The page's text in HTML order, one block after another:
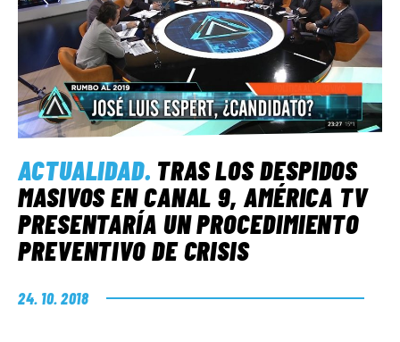
ACTUALIDAD. TRAS LOS DESPIDOS
MASIVOS EN CANAL 9, AMÉRICA TV
PRESENTARÍA UN PROCEDIMIENTO
PREVENTIVO DE CRISIS
24. 10. 2018